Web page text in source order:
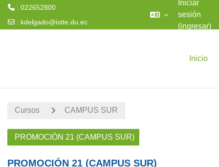
: 022652800
: kdelgado@istte.du.ec
Iniciar
sesión
(ingresar)
Inicio
Cursos CAMPUS SUR
PROMOCIÓN 21 (CAMPUS SUR)
PROMOCIÓN 21 (CAMPUS SUR)